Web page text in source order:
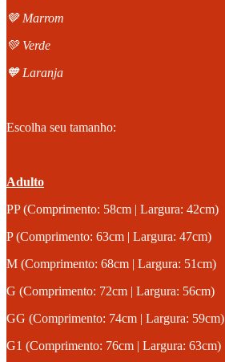
🤎 Marrom
💚 Verde
🧡 Laranja
Escolha seu tamanho:
Adulto
PP (Comprimento: 58cm | Largura: 42cm)
P (Comprimento: 63cm | Largura: 47cm)
M (Comprimento: 68cm | Largura: 51cm)
G (Comprimento: 72cm | Largura: 56cm)
GG (Comprimento: 74cm | Largura: 59cm)
G1 (Comprimento: 76cm | Largura: 63cm)